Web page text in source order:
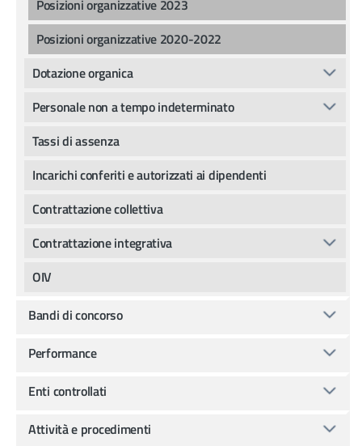
Posizioni organizzative 2023
Posizioni organizzative 2020-2022
Dotazione organica
Personale non a tempo indeterminato
Tassi di assenza
Incarichi conferiti e autorizzati ai dipendenti
Contrattazione collettiva
Contrattazione integrativa
OIV
Bandi di concorso
Performance
Enti controllati
Attività e procedimenti